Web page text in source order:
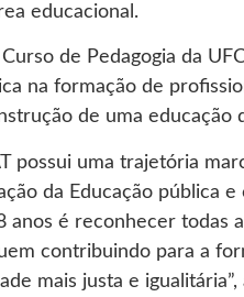
educacional.
de Pedagogia da
na formação de
de uma educação
possui uma trajetória
da Educação pública
é reconhecer todas
contribuindo para a
mais justa e igualitária”,